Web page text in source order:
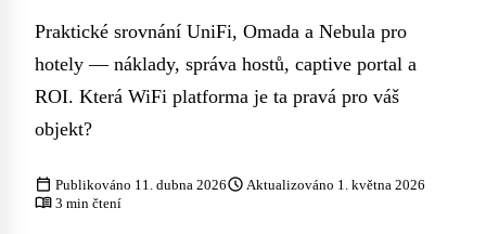
Praktické srovnání UniFi, Omada a Nebula pro
hotely — náklady, správa hostů, captive portal a
ROI. Která WiFi platforma je ta pravá pro váš
objekt?
calendar_today Publikováno 11. dubna 2026schedule Aktualizováno 1. května 2026
menu_book 3 min čtení